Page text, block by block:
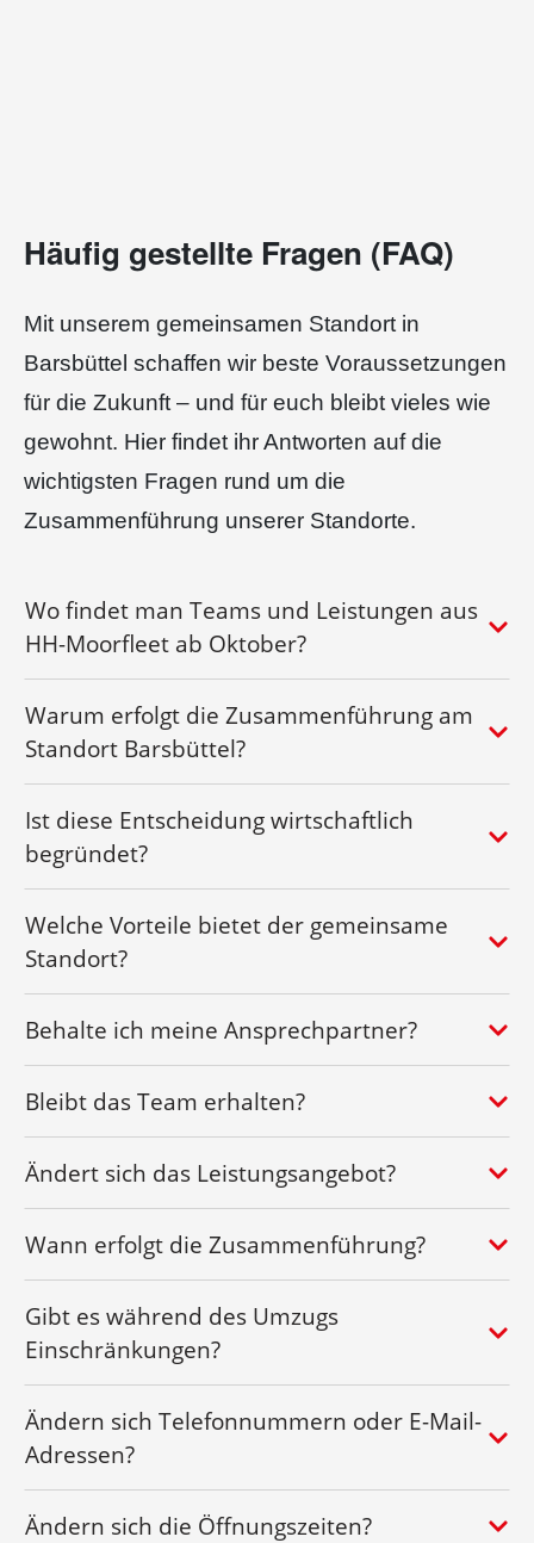
Häufig gestellte Fragen (FAQ)
Mit unserem gemeinsamen Standort in
Barsbüttel schaffen wir beste Voraussetzungen
für die Zukunft – und für euch bleibt vieles wie
gewohnt. Hier findet ihr Antworten auf die
wichtigsten Fragen rund um die
Zusammenführung unserer Standorte.
Wo findet man Teams und Leistungen aus
HH-Moorfleet ab Oktober?
Warum erfolgt die Zusammenführung am
Standort Barsbüttel?
Ist diese Entscheidung wirtschaftlich
begründet?
Welche Vorteile bietet der gemeinsame
Standort?
Behalte ich meine Ansprechpartner?
Bleibt das Team erhalten?
Ändert sich das Leistungsangebot?
Wann erfolgt die Zusammenführung?
Gibt es während des Umzugs
Einschränkungen?
Ändern sich Telefonnummern oder E-Mail-
Adressen?
Ändern sich die Öffnungszeiten?